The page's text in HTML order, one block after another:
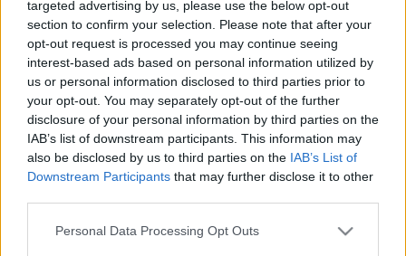
targeted advertising by us, please use the below opt-out
section to confirm your selection. Please note that after your
opt-out request is processed you may continue seeing
interest-based ads based on personal information utilized by
us or personal information disclosed to third parties prior to
your opt-out. You may separately opt-out of the further
disclosure of your personal information by third parties on the
IAB’s list of downstream participants. This information may
also be disclosed by us to third parties on the IAB’s List of
Downstream Participants that may further disclose it to other
Please note that this website/app uses one or more Google
Personal Data Processing Opt Outs
Helena Rubinstein a lengyelországi Krakkóban született. 18
éves korában a kifejezetten számára elkészített 12 tégely
krémet elvitte Ausztráliába, ahol maga is gyógyhatású
kozmetikai összetevőket és kenőcsöket vegyített, ami
azonnal híressé tette. 1920-ban nyitotta meg első
szépségszalonját Melbourne-ben, ezt követően Londonban,
gyártását és értékesítését. Hamarosan Amerika egyik